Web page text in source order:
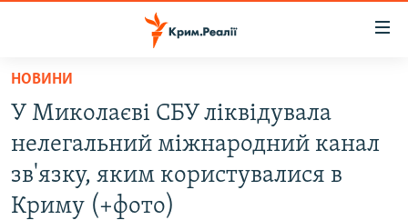
Перейти
основного
матеріалу
Перейти
до
основної
ВІДЕО ТА ФОТО
ПОЛІТИКА
НОВИНИ
У Миколаєві СБУ ліквідувала
нелегальний міжнародний канал
зв'язку, яким користувалися в
Криму (+фото)